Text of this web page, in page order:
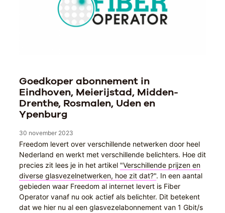
Goedkoper abonnement in
Eindhoven, Meierijstad, Midden-
Drenthe, Rosmalen, Uden en
Ypenburg
30 november 2023
Freedom levert over verschillende netwerken door heel
Nederland en werkt met verschillende belichters. Hoe dit
precies zit lees je in het artikel "Verschillende prijzen en
diverse glasvezelnetwerken, hoe zit dat?". In een aantal
gebieden waar Freedom al internet levert is Fiber
Operator vanaf nu ook actief als belichter. Dit betekent
dat we hier nu al een glasvezelabonnement van 1 Gbit/s